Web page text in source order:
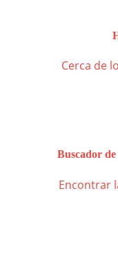
Cerca de
Buscador de
Encontrar